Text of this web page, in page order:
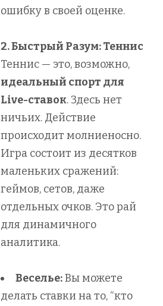
ошибку в своей оценке.
2. Быстрый Разум: Теннис
Теннис — это, возможно,
идеальный спорт для
Live-ставок. Здесь нет
ничьих. Действие
происходит молниеносно.
Игра состоит из десятков
маленьких сражений:
геймов, сетов, даже
отдельных очков. Это рай
для динамичного
аналитика.
Веселье:Вы можете
делать ставки на то, “кто